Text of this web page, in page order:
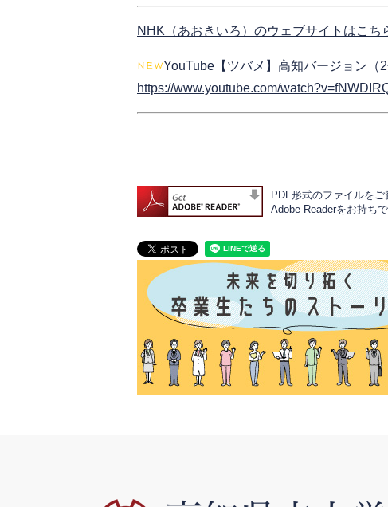
NHK（あおきいろ）のウェブサイトはこち
​YouTube【ツバメ】高知バージョン（2
https://www.youtube.com/
PDF形式のファイルを
Adobe Readerをお持ち